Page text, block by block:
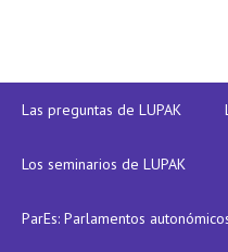
Las preguntas de LUPAK
Los seminarios de LUPAK
ParEs: Parlamentos